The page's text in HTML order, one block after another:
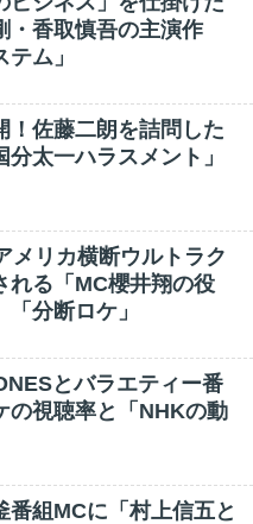
・香取慎吾の主演作
テム」
！佐藤二朗を詰問した
太一ハラスメント」
メリカ横断ウルトラク
れる「MC櫻井翔の役
分断ロケ」
とバラエティー番
の視聴率と「NHKの動
番組MCに「村上信五と